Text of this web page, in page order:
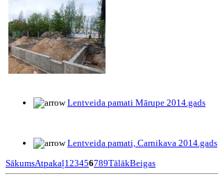
Lentveida pamati Mārupe 2014.gads
Lentveida pamati, Carnikava 2014.gads
SākumsAtpakaļ1 23456789TālākBeigas